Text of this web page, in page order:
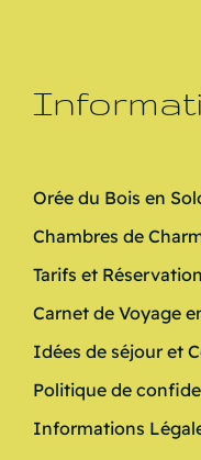
Orée du Bois en
Chambres de
Tarifs et
Carnet de Voyage
Idées de séjour et
Politique de
Informations